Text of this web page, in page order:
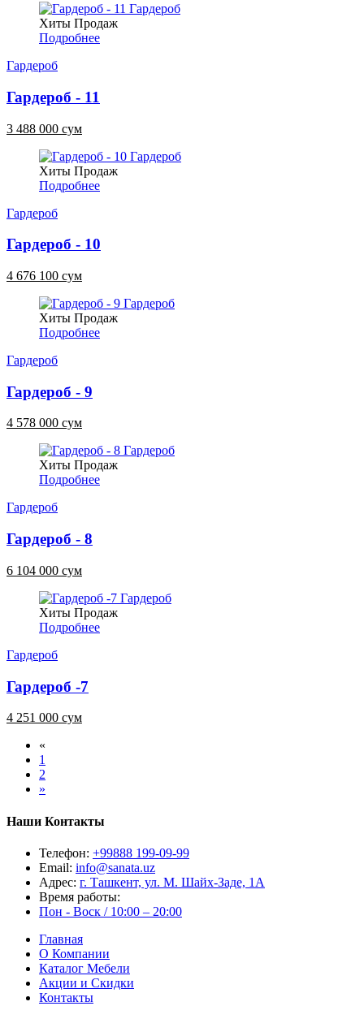
Хиты Продаж
Подробнее
Гардероб
Гардероб - 11
3 488 000 сум
Хиты Продаж
Подробнее
Гардероб
Гардероб - 10
4 676 100 сум
Хиты Продаж
Подробнее
Гардероб
Гардероб - 9
4 578 000 сум
Хиты Продаж
Подробнее
Гардероб
Гардероб - 8
6 104 000 сум
Хиты Продаж
Подробнее
Гардероб
Гардероб -7
4 251 000 сум
«
1
2
»
Наши Контакты
Телефон: +99888 199-09-99
Email: info@sanata.uz
Адрес: г. Ташкент, ул. М. Шайх-Заде, 1А
Время работы:
Пон - Воск / 10:00 – 20:00
Главная
О Компании
Каталог Мебели
Акции и Скидки
Контакты